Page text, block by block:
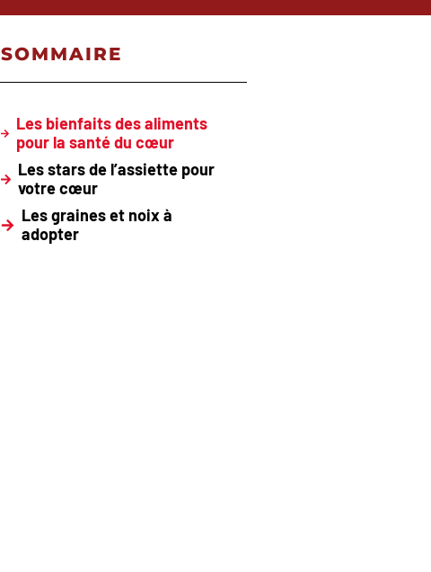
SOMMAIRE
Les bienfaits des aliments
pour la santé du cœur
Les stars de l’assiette pour
votre cœur
Les graines et noix à
adopter